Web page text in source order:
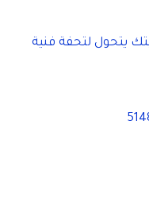
يتحول لتحفة فنية